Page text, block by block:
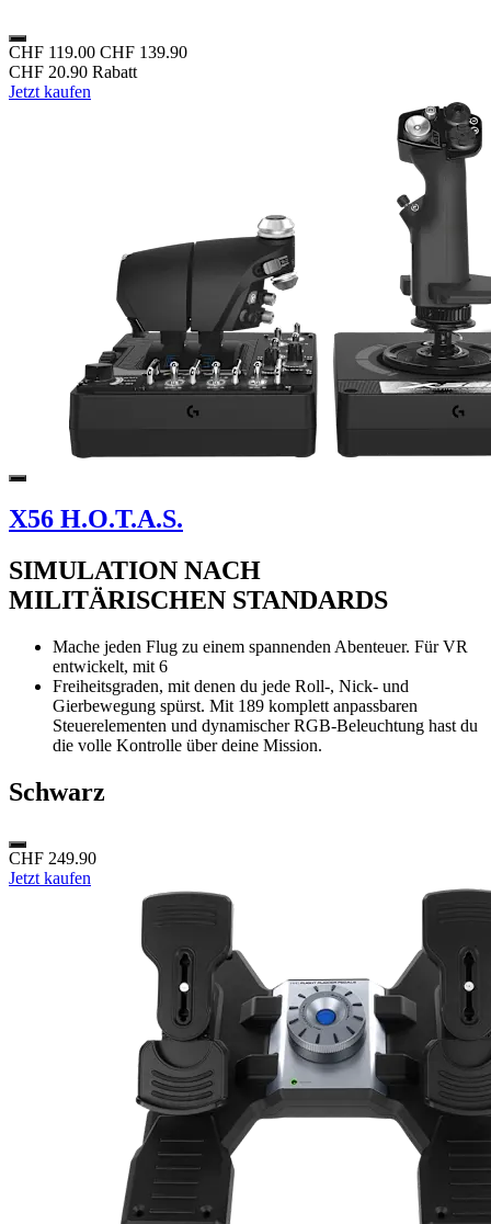
CHF 119.00 CHF 139.90
CHF 20.90 Rabatt
Jetzt kaufen
X56 H.O.T.A.S.
SIMULATION NACH
MILITÄRISCHEN STANDARDS
Mache jeden Flug zu einem spannenden Abenteuer. Für VR
entwickelt, mit 6
Freiheitsgraden, mit denen du jede Roll-, Nick- und
Gierbewegung spürst. Mit 189 komplett anpassbaren
Steuerelementen und dynamischer RGB-Beleuchtung hast du
die volle Kontrolle über deine Mission.
Schwarz
CHF 249.90
Jetzt kaufen